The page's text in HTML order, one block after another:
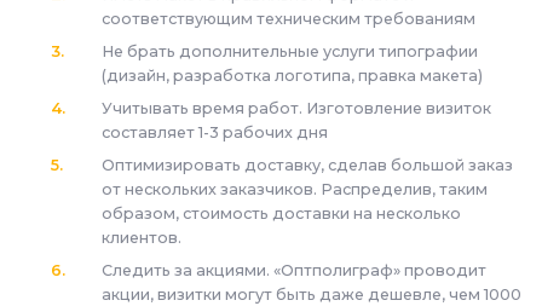
соответствующим техническим требованиям
Не брать дополнительные услуги типографии
(дизайн, разработка логотипа, правка макета)
Учитывать время работ. Изготовление визиток
составляет 1-3 рабочих дня
Оптимизировать доставку, сделав большой заказ
от нескольких заказчиков. Распределив, таким
образом, стоимость доставки на несколько
клиентов.
Следить за акциями. «Оптполиграф» проводит
акции, визитки могут быть даже дешевле, чем 1000